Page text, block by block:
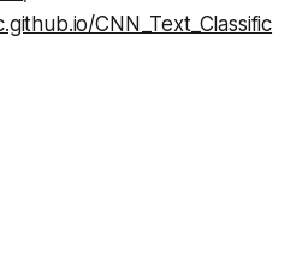
CNN_Text_Classific